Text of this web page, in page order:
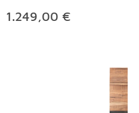
1.249,00 €